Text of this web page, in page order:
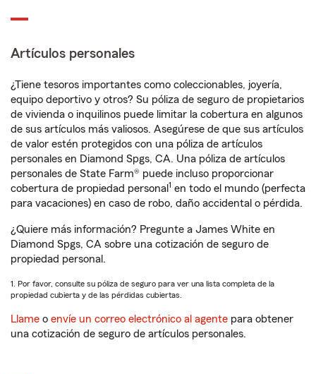
Artículos personales
¿Tiene tesoros importantes como coleccionables, joyería,
equipo deportivo y otros? Su póliza de seguro de propietarios
de vivienda o inquilinos puede limitar la cobertura en algunos
de sus artículos más valiosos. Asegúrese de que sus artículos
de valor estén protegidos con una póliza de artículos
personales en Diamond Spgs, CA. Una póliza de artículos
personales de State Farm® puede incluso proporcionar
cobertura de propiedad personal 1 en todo el mundo (perfecta
para vacaciones) en caso de robo, daño accidental o pérdida.
¿Quiere más información? Pregunte a James White en
Diamond Spgs, CA sobre una cotización de seguro de
propiedad personal.
1. Por favor, consulte su póliza de seguro para ver una lista completa de la
propiedad cubierta y de las pérdidas cubiertas.
Llame o envíe un correo electrónico al agente para obtener
una cotización de seguro de artículos personales.